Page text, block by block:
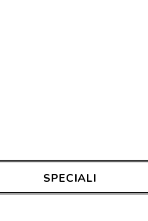
SPECIALI